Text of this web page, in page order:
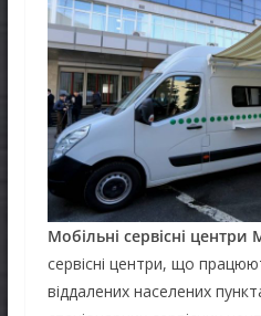
Мобільні сервісні центри
сервісні центри, що
віддалених населених